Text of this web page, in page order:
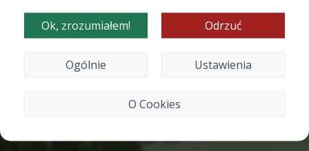
Kontakt
Ok, zrozumiałem! Odrzuć
Ogólnie Ustawienia
O Cookies